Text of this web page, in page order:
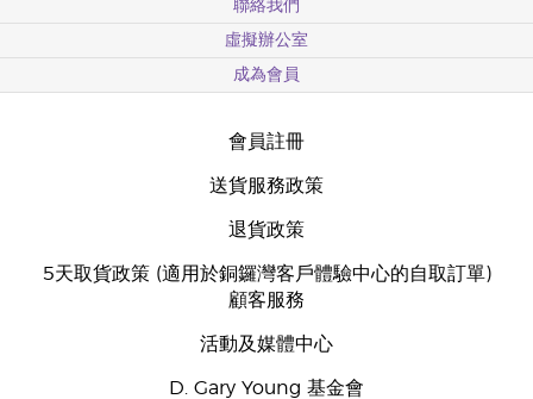
聯絡我們
虛擬辦公室
成為會員
會員註冊
送貨服務政策
退貨政策
5天取貨政策 (適用於銅鑼灣客戶體驗中心的自取訂單)
顧客服務
活動及媒體中心
D. Gary Young 基金會